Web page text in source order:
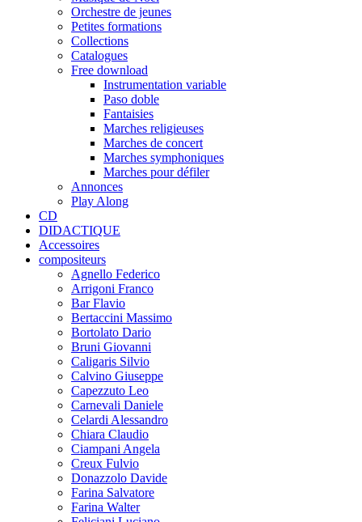
Orchestre de jeunes
Petites formations
Collections
Catalogues
Free download
Instrumentation variable
Paso doble
Fantaisies
Marches religieuses
Marches de concert
Marches symphoniques
Marches pour défiler
Annonces
Play Along
CD
DIDACTIQUE
Accessoires
compositeurs
Agnello Federico
Arrigoni Franco
Bar Flavio
Bertaccini Massimo
Bortolato Dario
Bruni Giovanni
Caligaris Silvio
Calvino Giuseppe
Capezzuto Leo
Carnevali Daniele
Celardi Alessandro
Chiara Claudio
Ciampani Angela
Creux Fulvio
Donazzolo Davide
Farina Salvatore
Farina Walter